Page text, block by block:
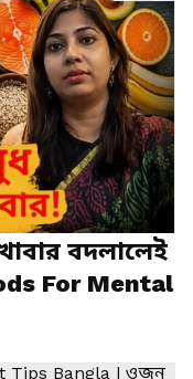
বদলালেই
For Mental